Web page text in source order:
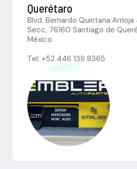
Querétaro
Blvd. Bernardo Quintana
Secc, 76160 Santiago de
México
Tel: +52 446 139 8365